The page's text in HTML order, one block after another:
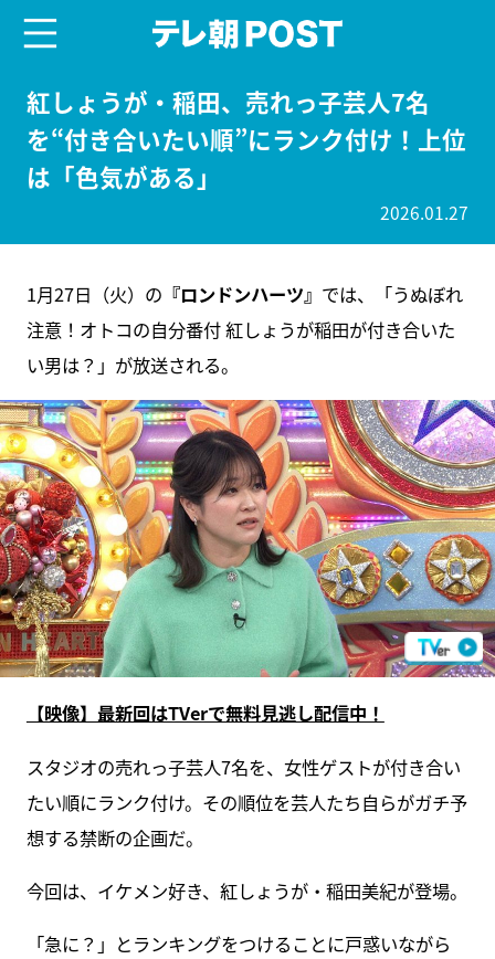
紅しょうが・稲田、売れっ子芸人7名
を“付き合いたい順”にランク付け！上位
は「色気がある」
2026.01.27
1月27日（火）の 『ロンドンハーツ』 では、「うぬぼれ
注意！オトコの自分番付 紅しょうが稲田が付き合いた
い男は？」が放送される。
【映像】最新回はTVerで無料見逃し配信中！
スタジオの売れっ子芸人7名を、女性ゲストが付き合い
たい順にランク付け。その順位を芸人たち自らがガチ予
想する禁断の企画だ。
今回は、イケメン好き、紅しょうが・稲田美紀が登場。
「急に？」とランキングをつけることに戸惑いながら